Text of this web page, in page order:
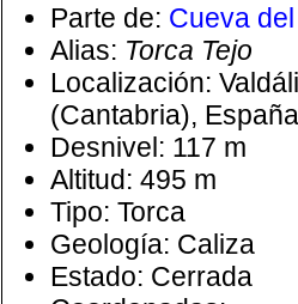
Parte de: Cueva
Alias: Torca Tejo
Localización:
(Cantabria), España
Desnivel: 117 m
Altitud: 495 m
Tipo: Torca
Geología: Caliza
Estado: Cerrada